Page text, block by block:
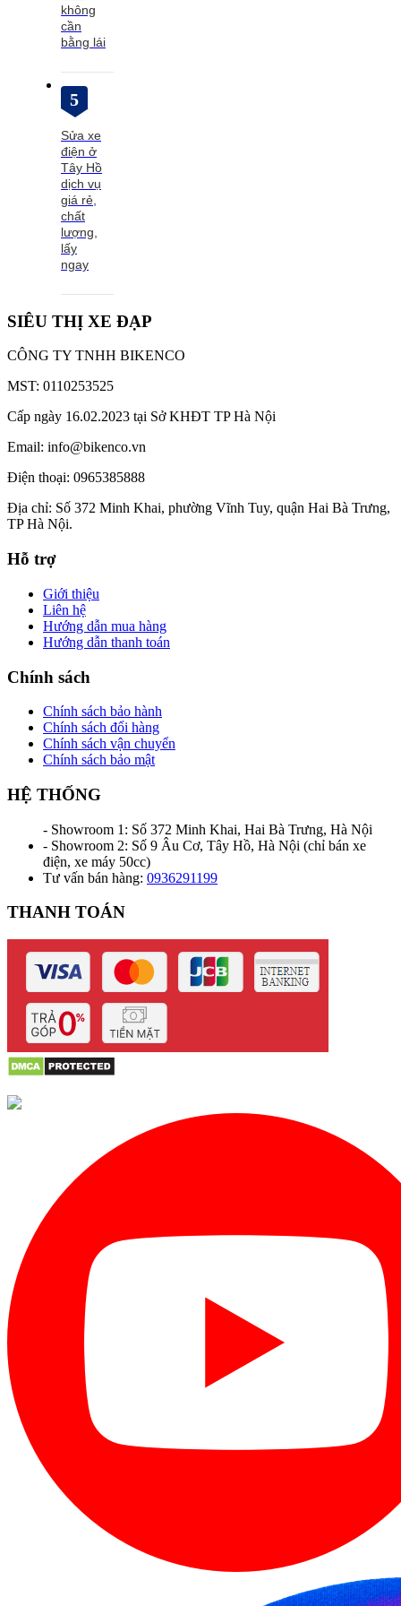
không
cần
bằng lái
5
Sửa xe
điện ở
Tây Hồ
dịch vụ
giá rẻ,
chất
lượng,
lấy
ngay
SIÊU THỊ XE ĐẠP
CÔNG TY TNHH BIKENCO
MST: 0110253525
Cấp ngày 16.02.2023 tại Sở KHĐT TP Hà Nội
Email: info@bikenco.vn
Điện thoại: 0965385888
Địa chỉ: Số 372 Minh Khai, phường Vĩnh Tuy, quận Hai Bà Trưng,
TP Hà Nội.
Hỗ trợ
Giới thiệu
Liên hệ
Hướng dẫn mua hàng
Hướng dẫn thanh toán
Chính sách
Chính sách bảo hành
Chính sách đổi hàng
Chính sách vận chuyển
Chính sách bảo mật
HỆ THỐNG
- Showroom 1: Số 372 Minh Khai, Hai Bà Trưng, Hà Nội
- Showroom 2: Số 9 Âu Cơ, Tây Hồ, Hà Nội (chỉ bán xe
điện, xe máy 50cc)
Tư vấn bán hàng: 0936291199
THANH TOÁN